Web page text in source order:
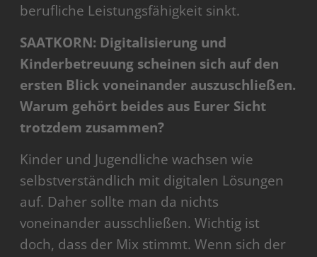
berufliche Leistungsfähigkeit sinkt.
SAATKORN: Digitalisierung und
Kinderbetreuung scheinen sich auf den
ersten Blick voneinander auszuschließen.
Warum gehört beides aus Eurer Sicht
trotzdem zusammen?
Kinder und Jugendliche wachsen wie
selbstverständlich mit digitalen Lösungen
auf. Daher sollte man da nichts
voneinander ausschließen. Wichtig ist
doch, dass der Mix stimmt. Wenn sich der